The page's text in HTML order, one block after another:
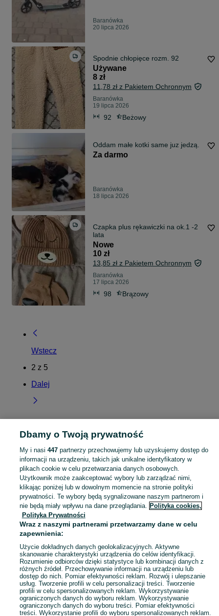
Baranówka
20 lipca 2026
Spodnie chłopięce rozm. 92
Używane
8 zł
11,78 zł z Pakietem Ochronnym
Baranówka
19 lipca 2026
92 Beżowy
Oddam małe kotki same juz jedzą.
Za darmo
Baranówka
18 lipca 2026
Czapka plus rękawiczki na ok.1 -2
lata
Nowe
10 zł
13,85 zł z Pakietem Ochronnym
Baranówka
17 lipca 2026
98 Brązowy
Wstecz
2 z 5
Dalej
Strona główna Lubelskie Baranówka
KATEGORIA
Skorzystaj z największego serwisu ogłoszeniowego - Baranówka i okolice! Kupuj to, czego pragniesz i sprzedawaj to, czego już nie potrzebujesz! Zobacz
Mapa kategorii
Mapa miejscowości
Mapa ministron
Popularne wyszukiwania
Dbamy o Twoją prywatność
My i nasi 447partnerzy przechowujemy lub uzyskujemy dostęp do
informacji na urządzeniu, takich jak unikalne identyfikatory w
plikach cookie w celu przetwarzania danych osobowych.
Użytkownik może zaakceptować wybory lub zarządzać nimi,
klikając poniżej lub w dowolnym momencie na stronie polityki
prywatności. Te wybory będą sygnalizowane naszym partnerom i
nie będą miały wpływu na dane przeglądania. Polityka cookies,
Polityka Prywatności
Wraz z naszymi partnerami przetwarzamy dane w celu
zapewnienia:
Użycie dokładnych danych geolokalizacyjnych. Aktywne
skanowanie charakterystyki urządzenia do celów identyfikacji.
Rozumienie odbiorców dzięki statystyce lub kombinacji danych z
różnych źródeł. Przechowywanie informacji na urządzeniu lub
dostęp do nich. Pomiar efektywności reklam. Rozwój i ulepszanie
usług. Tworzenie profili w celu personalizacji treści. Tworzenie
profili w celu spersonalizowanych reklam. Wykorzystywanie
ograniczonych danych do wyboru reklam. Wykorzystywanie
ograniczonych danych do wyboru treści. Pomiar efektywności
treści. Wykorzystanie profili do wyboru spersonalizowanych reklam.